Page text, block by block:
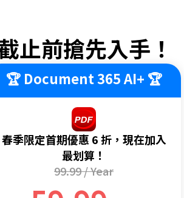
止前搶先入手！
🏆 Document 365 AI+ 🏆
春季限定首期優惠 6 折，現在加入
最划算！
99.99/ Year